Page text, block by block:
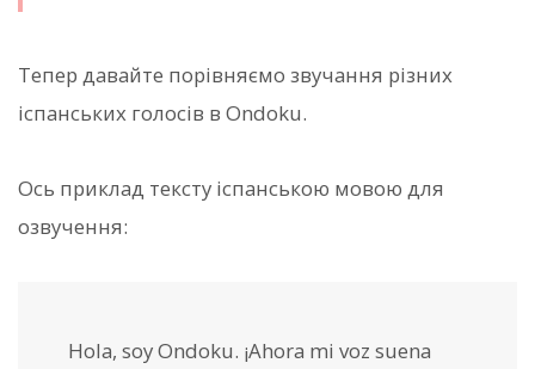
Тепер давайте порівняємо звучання різних
іспанських голосів в Ondoku.
Ось приклад тексту іспанською мовою для
озвучення:
Hola, soy Ondoku. ¡Ahora mi voz suena